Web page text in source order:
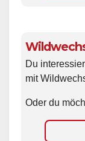
Du
mit
Oder du